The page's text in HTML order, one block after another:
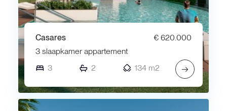
Casares
€ 620.000
3 slaapkamer appartement
3
2 134 m2 →